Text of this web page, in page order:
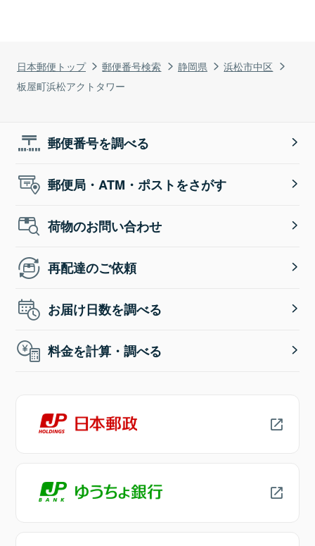
日本郵便トップ 郵便番号検索 静岡県
浜松市中区
板屋町浜松アクトタワー
郵便番号を調べる
郵便局・ATM・ポストをさがす
荷物のお問い合わせ
再配達のご依頼
お届け日数を調べる
料金を計算・調べる